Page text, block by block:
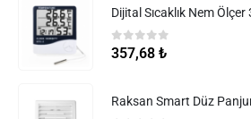
Dijital Sıcaklık Nem
05 üzerinden
357,68 ₺
Raksan Smart Düz